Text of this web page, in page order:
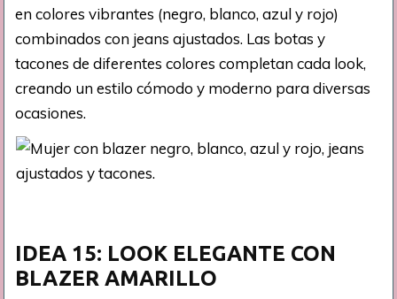
en colores vibrantes (negro, blanco, azul y rojo)
combinados con jeans ajustados. Las botas y
tacones de diferentes colores completan cada look,
creando un estilo cómodo y moderno para diversas
ocasiones.
IDEA 15: LOOK ELEGANTE CON
BLAZER AMARILLO